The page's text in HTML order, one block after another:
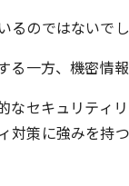
るのではないで
一方、機密情
なセキュリティ
対策に強みを持